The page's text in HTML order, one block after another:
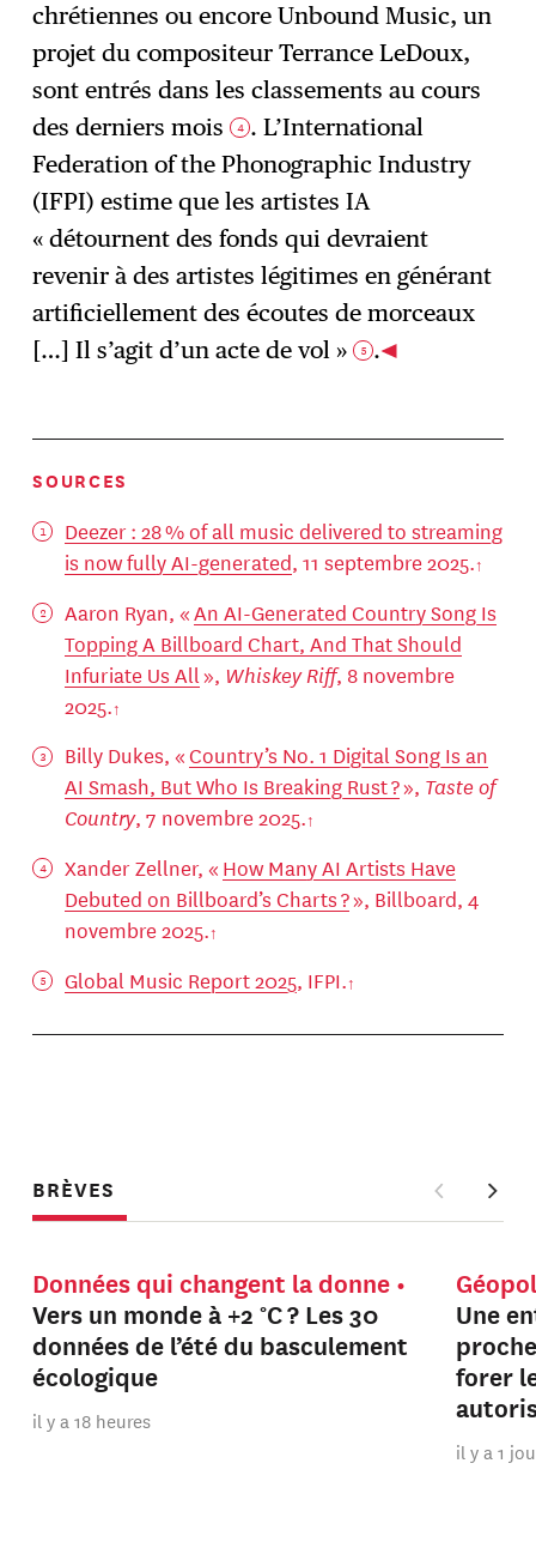
chrétiennes ou encore Unbound Music, un
projet du compositeur Terrance LeDoux,
sont entrés dans les classements au cours
des derniers mois 4 . L’International
Federation of the Phonographic Industry
(IFPI) estime que les artistes IA
« détournent des fonds qui devraient
revenir à des artistes légitimes en générant
artificiellement des écoutes de morceaux
[…] Il s’agit d’un acte de vol » 5 .
SOURCES
Deezer : 28 % of all music delivered to streaming
is now fully AI-generated, 11 septembre 2025.
Aaron Ryan, «An AI-Generated Country Song Is
Topping A Billboard Chart, And That Should
Infuriate Us All », Whiskey Riff, 8 novembre
2025.
Billy Dukes, «Country’s No. 1 Digital Song Is an
AI Smash, But Who Is Breaking Rust ?», Taste of
Country, 7 novembre 2025.
Xander Zellner, « How Many AI Artists Have
Debuted on Billboard’s Charts ?», Billboard, 4
novembre 2025.
Global Music Report 2025, IFPI.
BRÈVES
Données qui changent la donne
Vers un monde à +2 °C ? Les 30
données de l’été du basculement
écologique
il y a 18 heures
Une
forer
il y a 1